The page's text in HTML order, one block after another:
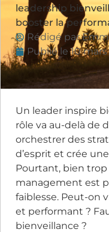
leadership
booster la
Rédigé par
Publié le 10
Un leader inspire
rôle va au-delà de
orchestrer des
d’esprit et crée
Pourtant, bien
management est
faiblesse. Peut-on
et performant ?
bienveillance ?